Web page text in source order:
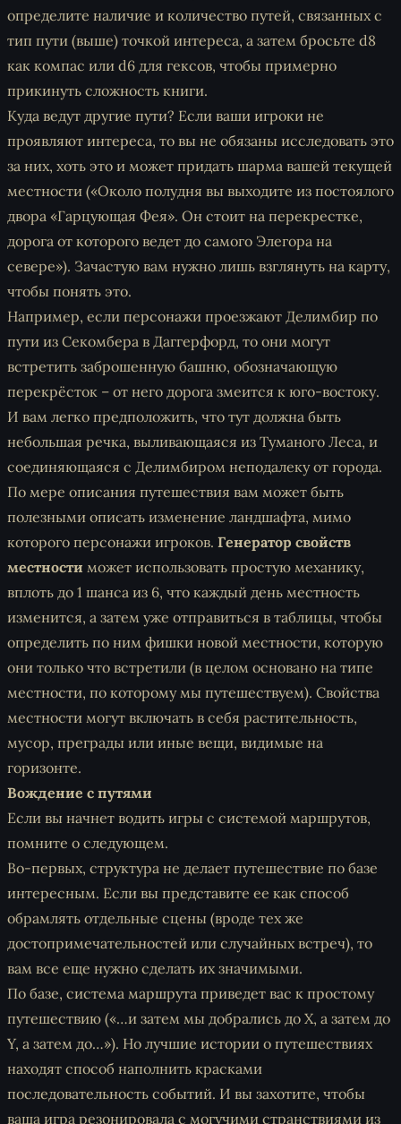
определите наличие и количество путей, связанных с
тип пути (выше) точкой интереса, а затем бросьте d8
как компас или d6 для гексов, чтобы примерно
прикинуть сложность книги.
Куда ведут другие пути? Если ваши игроки не
проявляют интереса, то вы не обязаны исследовать это
за них, хоть это и может придать шарма вашей текущей
местности («Около полудня вы выходите из постоялого
двора «Гарцующая Фея». Он стоит на перекрестке,
дорога от которого ведет до самого Элегора на
севере»). Зачастую вам нужно лишь взглянуть на карту,
чтобы понять это.
Например, если персонажи проезжают Делимбир по
пути из Секомбера в Даггерфорд, то они могут
встретить заброшенную башню, обозначающую
перекрёсток – от него дорога змеится к юго-востоку.
И вам легко предположить, что тут должна быть
небольшая речка, выливающаяся из Туманого Леса, и
соединяющаяся с Делимбиром неподалеку от города.
По мере описания путешествия вам может быть
полезными описать изменение ландшафта, мимо
которого персонажи игроков. Генератор свойств
местности может использовать простую механику,
вплоть до 1 шанса из 6, что каждый день местность
изменится, а затем уже отправиться в таблицы, чтобы
определить по ним фишки новой местности, которую
они только что встретили (в целом основано на типе
местности, по которому мы путешествуем). Свойства
местности могут включать в себя растительность,
мусор, преграды или иные вещи, видимые на
горизонте.
Вождение с путями
Если вы начнет водить игры с системой маршрутов,
помните о следующем.
Во-первых, структура не делает путешествие по базе
интересным. Если вы представите ее как способ
обрамлять отдельные сцены (вроде тех же
достопримечательностей или случайных встреч), то
вам все еще нужно сделать их значимыми.
По базе, система маршрута приведет вас к простому
путешествию («…и затем мы добрались до Х, а затем до
Y, а затем до…»). Но лучшие истории о путешествиях
находят способ наполнить красками
последовательность событий. И вы захотите, чтобы
ваша игра резонировала с могучими странствиями из